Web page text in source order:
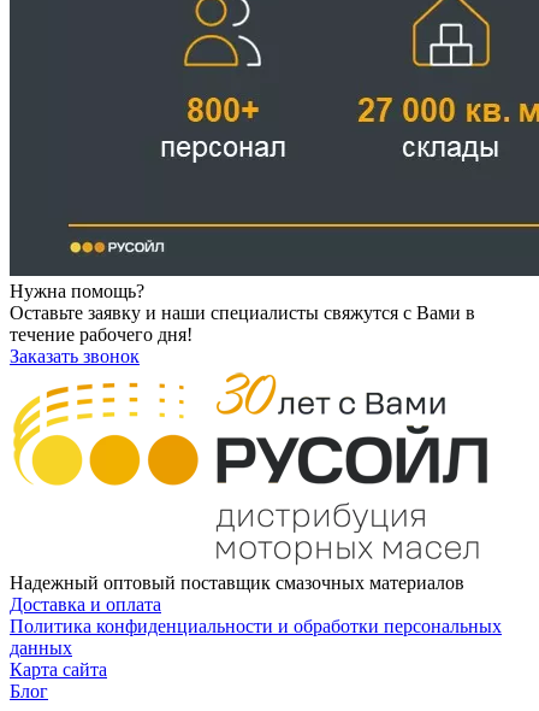
Нужна помощь?
Оставьте заявку и наши специалисты свяжутся с Вами в
течение рабочего дня!
Заказать звонок
Надежный оптовый поставщик смазочных материалов
Доставка и оплата
Политика конфиденциальности и обработки персональных
данных
Карта сайта
Блог